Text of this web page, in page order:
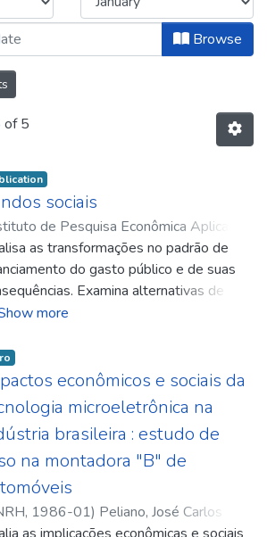
Browse
of 5
sociais
de Pesquisa Econômica Aplicada
,1986-01)Rezende, Fernando ;Silva,
Azeredo da
as transformações no padrão de
do gasto público e de suas
Examina alternativas de
dos mecanismos de financiamento
more
econômicos e sociais da
microeletrônica na
brasileira : estudo de
na montadora "B" de
, 1986-01) Peliano, José Carlos